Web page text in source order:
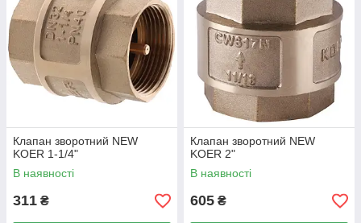
Клапан зворотний NEW
KOER 1-1/4"
В наявності
311 ₴
Клапан зворотний NEW
KOER 2"
В наявності
605 ₴